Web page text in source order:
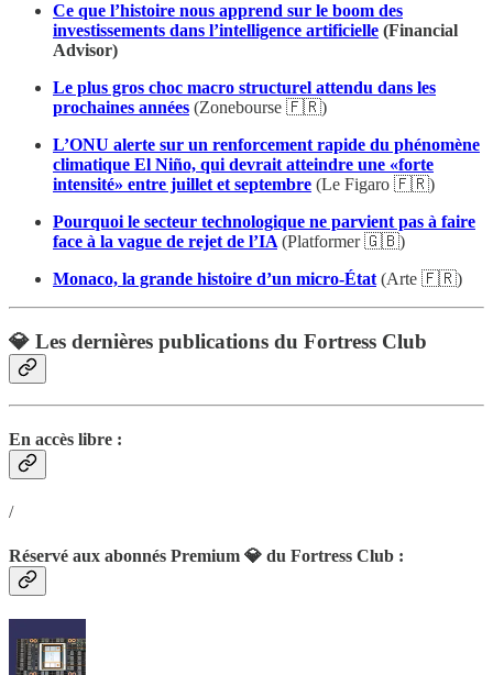
Ce que l’histoire nous apprend sur le boom des
investissements dans l’intelligence artificielle (Financial
Advisor)
Le plus gros choc macro structurel attendu dans les
prochaines années (Zonebourse 🇫🇷)
L’ONU alerte sur un renforcement rapide du phénomène
climatique El Niño, qui devrait atteindre une «forte
intensité» entre juillet et septembre (Le Figaro 🇫🇷)
Pourquoi le secteur technologique ne parvient pas à faire
face à la vague de rejet de l’IA (Platformer 🇬🇧)
Monaco, la grande histoire d’un micro-État (Arte 🇫🇷)
💎 Les dernières publications du Fortress Club
En accès libre :
/
Réservé aux abonnés Premium 💎 du Fortress Club :